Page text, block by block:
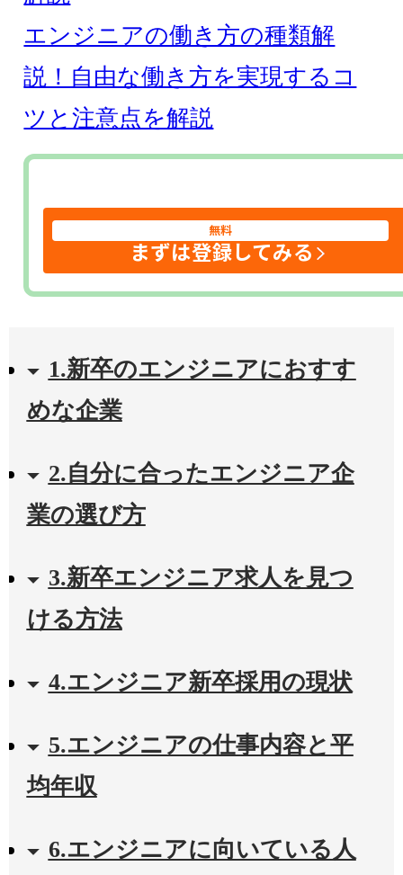
エンジニアの働き方の種類解
説！自由な働き方を実現するコ
ツと注意点を解説
無料
まずは登録してみる
1.新卒のエンジニアにおすす
めな企業
2.自分に合ったエンジニア企
業の選び方
3.新卒エンジニア求人を見つ
ける方法
4.エンジニア新卒採用の現状
5.エンジニアの仕事内容と平
均年収
6.エンジニアに向いている人